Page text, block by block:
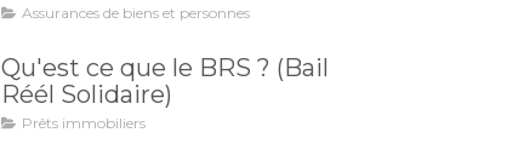
Assurances de biens et personnes
Qu'est ce que le BRS ? (Bail
Réél Solidaire)
Prêts immobiliers